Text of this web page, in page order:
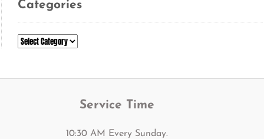
Categories
Categories
Service Time
10:30 AM Every Sunday.